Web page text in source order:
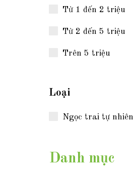
Từ 1 đến 2 triệu
Từ 2 đến 5 triệu
Trên 5 triệu
Loại
Ngọc trai tự nhiên
Danh mục